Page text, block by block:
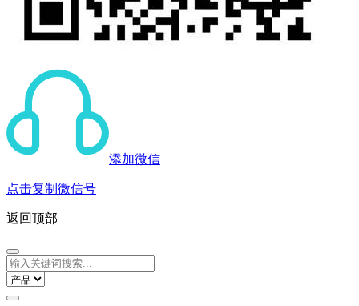
添加微信
点击复制微信号
返回顶部